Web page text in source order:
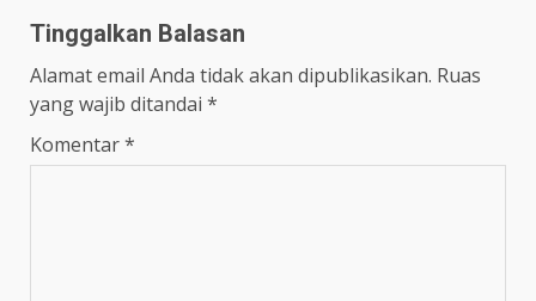
Tinggalkan Balasan
Alamat email Anda tidak akan dipublikasikan. Ruas
yang wajib ditandai *
Komentar*